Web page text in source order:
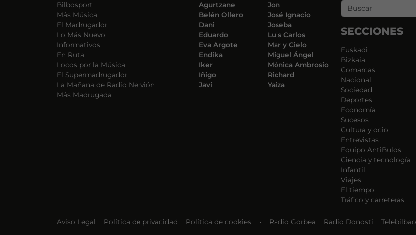
Bilbosport
Más Música
El Madrugador
Lo Más Nuevo
Informativos
En Ruta
Locos por la Música
El Supermadrugador
La Mañana de Radio Nervión
Más Madrugada
Agurtzane
Belén Ollero
Dani
Eduardo
Eva Argote
Endika
Iker
Iñigo
Javi
Jon
José Ignacio
Joseba
Luis Carlos
Mar y Cielo
Miguel Ángel
Mónica Ambrosio
Richard
Yaiza
SECCIONES
Euskadi
Bizkaia
Comarcas
Nacional
Sociedad
Deportes
Economía
Sucesos
Cultura y ocio
Entrevistas
Equipo AntiBulos
Ciencia y tecnología
Infantil
Viajes
El tiempo
Tráfico y carreteras
Aviso Legal Política de privacidad Política de cookies • Radio Gorbea Radio Donosti Telebilbao